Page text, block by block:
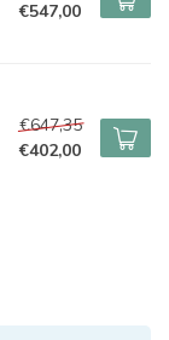
€547,00
€647,35
€402,00